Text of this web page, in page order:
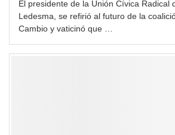
El presidente de la Unión Cívica Radical
Ledesma, se refirió al futuro de la
Cambio y vaticinó que …